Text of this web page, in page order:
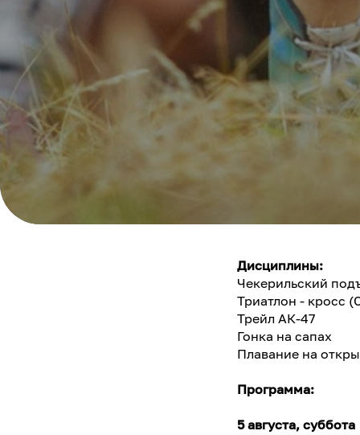
Дисциплины:
Чекерильский
Триатлон - кросс
Трейл АК-47
Гонка на сапах
Плавание на
Программа:
5 августа, суббота